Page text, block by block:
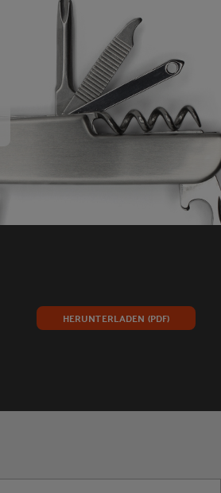
HERUNTERLADEN (PDF)